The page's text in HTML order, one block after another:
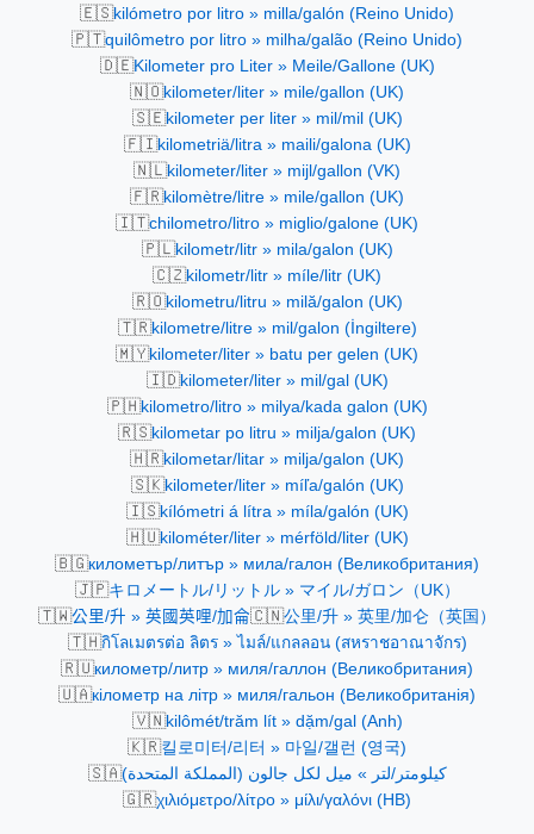
🇪🇸kilómetro por litro » milla/galón (Reino Unido)
🇵🇹quilômetro por litro » milha/galão (Reino Unido)
🇩🇪Kilometer pro Liter » Meile/Gallone (UK)
🇳🇴kilometer/liter » mile/gallon (UK)
🇸🇪kilometer per liter » mil/mil (UK)
🇫🇮kilometriä/litra » maili/galona (UK)
🇳🇱kilometer/liter » mijl/gallon (VK)
🇫🇷kilomètre/litre » mile/gallon (UK)
🇮🇹chilometro/litro » miglio/galone (UK)
🇵🇱kilometr/litr » mila/galon (UK)
🇨🇿kilometr/litr » míle/litr (UK)
🇷🇴kilometru/litru » milă/galon (UK)
🇹🇷kilometre/litre » mil/galon (İngiltere)
🇲🇾kilometer/liter » batu per gelen (UK)
🇮🇩kilometer/liter » mil/gal (UK)
🇵🇭kilometro/litro » milya/kada galon (UK)
🇷🇸kilometar po litru » milja/galon (UK)
🇭🇷kilometar/litar » milja/galon (UK)
🇸🇰kilometer/liter » míľa/galón (UK)
🇮🇸kílómetri á lítra » míla/galón (UK)
🇭🇺kilométer/liter » mérföld/liter (UK)
🇧🇬километър/литър » мила/галон (Великобритания)
🇯🇵キロメートル/リットル » マイル/ガロン（UK）
🇹🇼公里/升 » 英國英哩/加侖🇨🇳公里/升 » 英里/加仑（英国）
🇹🇭กิโลเมตรต่อ ลิตร » ไมล์/แกลลอน (สหราชอาณาจักร)
🇷🇺километр/литр » миля/галлон (Великобритания)
🇺🇦кілометр на літр » миля/гальон (Великобританія)
🇻🇳kilômét/trăm lít » dặm/gal (Anh)
🇰🇷킬로미터/리터 » 마일/갤런 (영국)
🇸🇦كيلومتر/لتر » ميل لكل جالون (المملكة المتحدة)
🇬🇷χιλιόμετρο/λίτρο » μίλι/γαλόνι (ΗΒ)